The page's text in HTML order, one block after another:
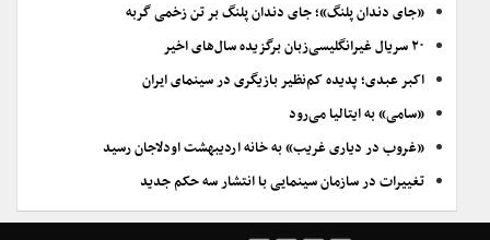
«جای دندان پلنگ»؛ جای دندان پلنگ بر تن زخمی گربه
۲۰ سریال غیرانگلیسی‌زبان برگزیده سال‌های اخیر
اکبر عبدی؛ پدیده کم‌نظیر بازیگری در سینمای ایران
«سامی» به ایتالیا می‌رود
«غروب در دیاری غریب» به خانه اردیبهشت اودلاجان رسید
تغییرات در سازمان سینمایی با انتشار سه حکم جدید